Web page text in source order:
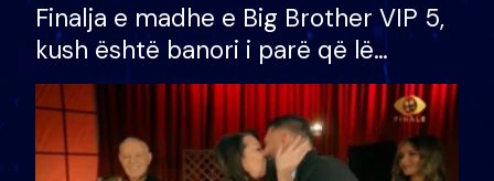
Finalja e madhe e Big Brother VIP 5,
kush është banori i parë që lë
shtëpinë dhe humb mundësinë për
të fituar çmimin e madh